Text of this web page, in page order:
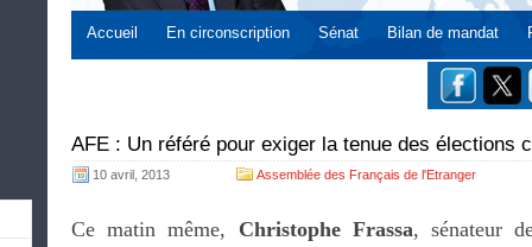
Accueil En circonscription Sénat Bilan de mandat
AFE : Un référé pour exiger la tenue des élections
10 avril, 2013 Assemblée des Français de l'Etranger
Ce matin même, Christophe Frassa, sénateur